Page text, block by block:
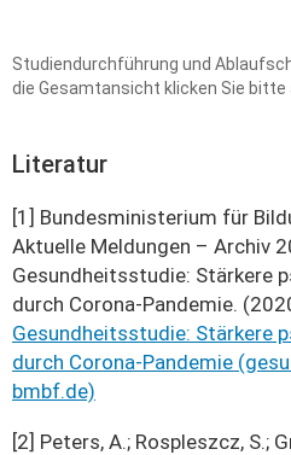
Studiendurchführung und
die Gesamtansicht klicken Sie bitte
Literatur
[1] Bundesministerium für
Aktuelle Meldungen – Archiv
Gesundheitsstudie: Stärkere
durch Corona-Pandemie.
Gesundheitsstudie: Stärkere
durch Corona-Pandemie
bmbf.de)
[2] Peters, A.; Rospleszcz, S.;